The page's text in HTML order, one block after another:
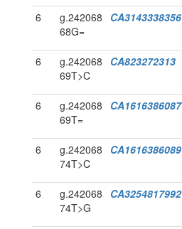
6
g.242068
68G=
CA3143338356
6
g.242068
69T>C
CA823272313
6
g.242068
69T=
CA1616386087
6
g.242068
74T>C
CA1616386089
6
g.242068
74T>G
CA3254817992